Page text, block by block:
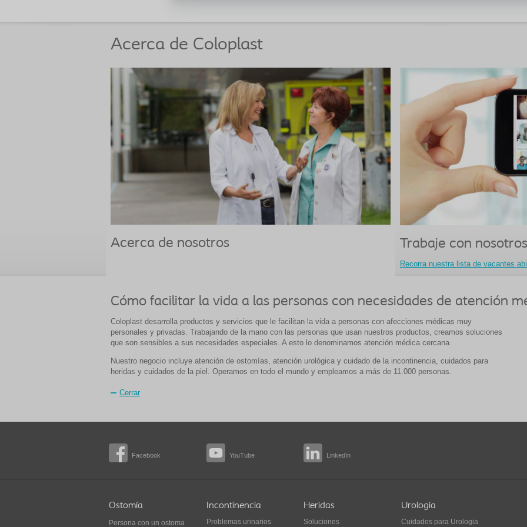
Acerca de Coloplast
Acerca de nosotros Trabaje con nosotros
Recorra nuestra lista de vacantes
Cómo facilitar la vida a las personas con necesidades de atención
Coloplast desarrolla productos y servicios que le facilitan la vida a personas con afecciones médicas muy
personales y privadas. Trabajando de la mano con las personas que usan nuestros productos, creamos soluciones
que son sensibles a sus necesidades especiales. A esto lo denominamos atención médica cercana.
Nuestro negocio incluye atención de ostomías, atención urológica y cuidado de la incontinencia, cuidados para
heridas y cuidados de la piel. Operamos en todo el mundo y empleamos a más de 11.000 personas.
Cerrar
Facebook YouTube LinkedIn
Ostomía
Persona con un ostoma
Incontinencia
Problemas urinarios
Heridas
Soluciones
Urologia
Cuidados para Urologia